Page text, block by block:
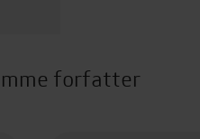
forfatter